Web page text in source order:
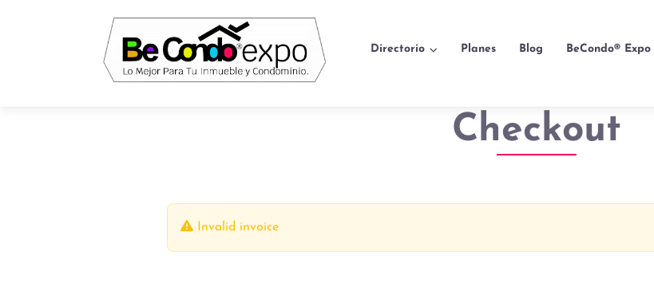
Directorio Planes Blog BeCondo® Expo
Checkout
Invalid invoice